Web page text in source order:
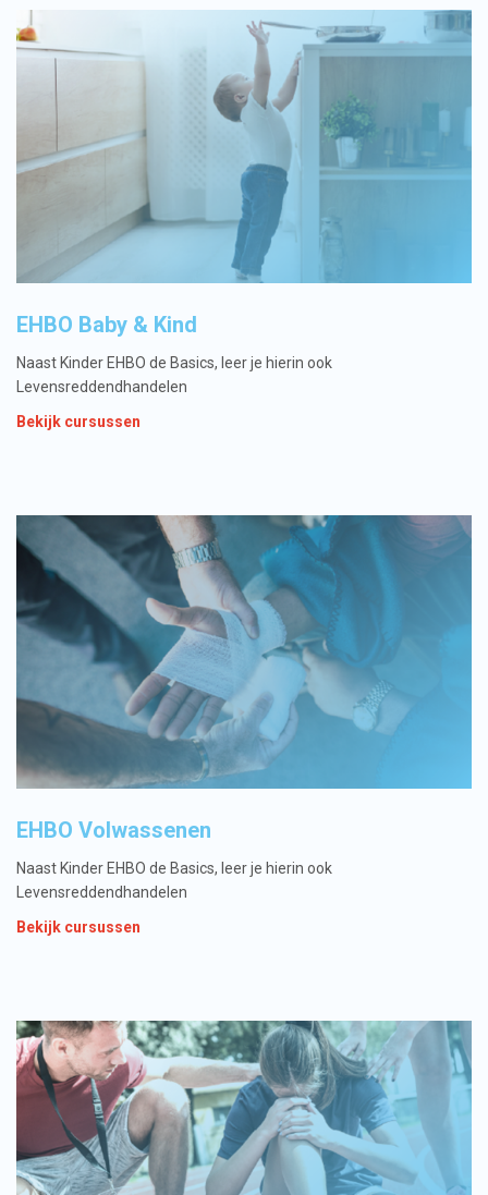
EHBO Baby & Kind
Naast Kinder EHBO de Basics, leer je hierin ook
Levensreddendhandelen
Bekijk cursussen
EHBO Volwassenen
Naast Kinder EHBO de Basics, leer je hierin ook
Levensreddendhandelen
Bekijk cursussen